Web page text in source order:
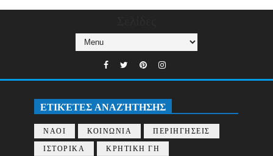
ΕΤΙΚΈΤΕΣ ΑΝΑΖΉΤΗΣΗΣ
ΝΑΟΙ ΚΟΙΝΩΝΙΑ
ΠΕΡΙΗΓΗΣΕΙΣ
ΙΣΤΟΡΙΚΑ
ΚΡΗΤΙΚΗ ΓΗ